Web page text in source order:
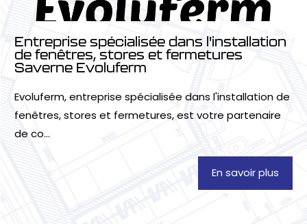
Entreprise spécialisée dans l'installation
de fenêtres, stores et fermetures
Saverne Evoluferm
Evoluferm, entreprise spécialisée dans l'installation de
fenêtres, stores et fermetures, est votre partenaire
de co...
En savoir plus